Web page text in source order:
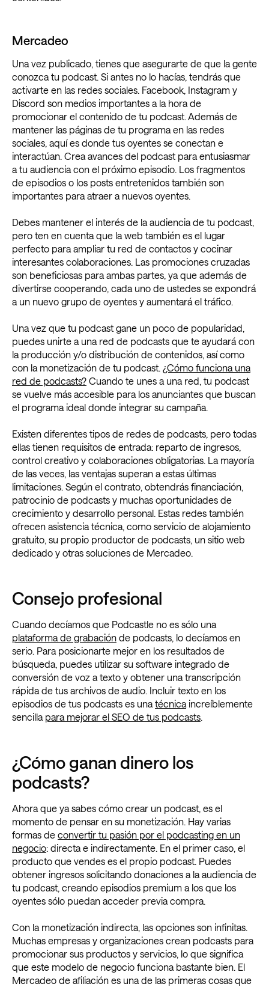
Mercadeo
Una vez publicado, tienes que asegurarte de que la gente
conozca tu podcast. Si antes no lo hacías, tendrás que
activarte en las redes sociales. Facebook, Instagram y
Discord son medios importantes a la hora de
promocionar el contenido de tu podcast. Además de
mantener las páginas de tu programa en las redes
sociales, aquí es donde tus oyentes se conectan e
interactúan. Crea avances del podcast para entusiasmar
a tu audiencia con el próximo episodio. Los fragmentos
de episodios o los posts entretenidos también son
importantes para atraer a nuevos oyentes.
Debes mantener el interés de la audiencia de tu podcast,
pero ten en cuenta que la web también es el lugar
perfecto para ampliar tu red de contactos y cocinar
interesantes colaboraciones. Las promociones cruzadas
son beneficiosas para ambas partes, ya que además de
divertirse cooperando, cada uno de ustedes se expondrá
a un nuevo grupo de oyentes y aumentará el tráfico.
Una vez que tu podcast gane un poco de popularidad,
puedes unirte a una red de podcasts que te ayudará con
la producción y/o distribución de contenidos, así como
con la monetización de tu podcast. ¿Cómo funciona una
red de podcasts? Cuando te unes a una red, tu podcast
se vuelve más accesible para los anunciantes que buscan
el programa ideal donde integrar su campaña.
Existen diferentes tipos de redes de podcasts, pero todas
ellas tienen requisitos de entrada: reparto de ingresos,
control creativo y colaboraciones obligatorias. La mayoría
de las veces, las ventajas superan a estas últimas
limitaciones. Según el contrato, obtendrás financiación,
patrocinio de podcasts y muchas oportunidades de
crecimiento y desarrollo personal. Estas redes también
ofrecen asistencia técnica, como servicio de alojamiento
gratuito, su propio productor de podcasts, un sitio web
dedicado y otras soluciones de Mercadeo.
Consejo profesional
Cuando decíamos que Podcastle no es sólo una
plataforma de grabación de podcasts, lo decíamos en
serio. Para posicionarte mejor en los resultados de
búsqueda, puedes utilizar su software integrado de
conversión de voz a texto y obtener una transcripción
rápida de tus archivos de audio. Incluir texto en los
episodios de tus podcasts es una técnica increíblemente
sencilla para mejorar el SEO de tus podcasts.
¿Cómo ganan dinero los
podcasts?
Ahora que ya sabes cómo crear un podcast, es el
momento de pensar en su monetización. Hay varias
formas de convertir tu pasión por el podcasting en un
negocio: directa e indirectamente. En el primer caso, el
producto que vendes es el propio podcast. Puedes
obtener ingresos solicitando donaciones a la audiencia de
tu podcast, creando episodios premium a los que los
oyentes sólo puedan acceder previa compra.
Con la monetización indirecta, las opciones son infinitas.
Muchas empresas y organizaciones crean podcasts para
promocionar sus productos y servicios, lo que significa
que este modelo de negocio funciona bastante bien. El
Mercadeo de afiliación es una de las primeras cosas que